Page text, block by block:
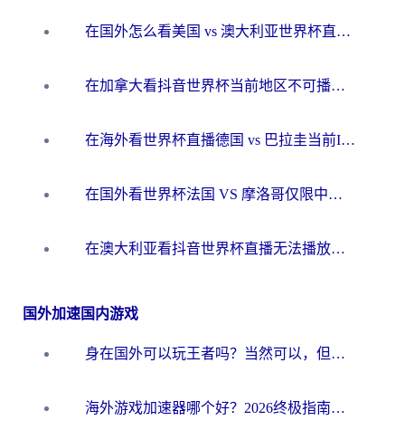
在国外怎么看美国 vs 澳大利亚世界杯直播？海外党必藏的中文解说观赛指南
在加拿大看抖音世界杯当前地区不可播放？海外党体育观赛终极指南
在海外看世界杯直播德国 vs 巴拉圭当前IP受限制？这篇指南帮你轻松解决地区限制
在国外看世界杯法国 VS 摩洛哥仅限中国大陆？别让地域限制拦下你的欢呼
在澳大利亚看抖音世界杯直播无法播放？海外党体育观赛终极指南来了！
国外加速国内游戏
身在国外可以玩王者吗？当然可以，但你需要这份“加速”指南
海外游戏加速器哪个好？2026终极指南帮你畅玩国服+解决卡顿难题